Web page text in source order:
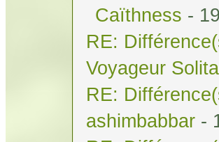
Caïthness -
RE:
Voyageur
RE:
ashimbabbar -